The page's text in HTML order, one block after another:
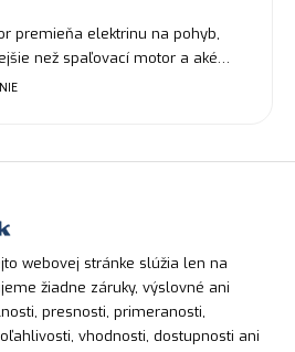
premieňa elektrinu na pohyb,
než spaľovací motor a aké…
webovej stránke slúžia len na
žiadne záruky, výslovné ani
presnosti, primeranosti,
vhodnosti, dostupnosti ani